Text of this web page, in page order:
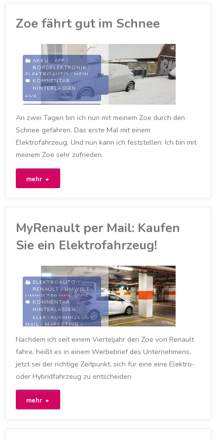
gut
durch
den
Zoe fährt gut im Schnee
AKKU / APP /
BORDELEKTRONIK /
ELEKTROAUTO / MEIN
ZOE / RENAULT /
VORKLIMATISIERUNG /
ZOE
EIS /MY ZOE/
MYRENAULT-APP
/PEDAL/RENAULT/
VORTEMPARIEREN/
VORWÄRMEN / WETTER/
ZOE
9. FEBRUAR 2021
KOMMENTAR
HINTERLASSEN
An zwei Tagen bin ich nun mit meinem Zoe durch den
Schnee gefahren. Das erste Mal mit einem
Elektrofahrzeug. Und nun kann ich feststellen: Ich bin mit
meinem Zoe sehr zufrieden.
mehr
MyRenault per Mail: Kaufen
Sie ein Elektrofahrzeug!
ELEKTROAUTO /
RENAULT / UMWELT /
UMWELTPRÄMIE / ZOE
ELEKTROAUTO
ELEKTROFAHRZEUG /
MAIL / MARKETING/
/RENAULT/RENAULT
KOMMENTAR
HINTERLASSEN
Nachdem ich seit einem Vierteljahr den Zoe von Renault
fahre, heißt es in einem Werbebrief des Unternehmens,
jetzt sei der richtige Zeitpunkt, sich für eine eine Elektro-
oder Hybridfahrzeug zu entscheiden.
mehr